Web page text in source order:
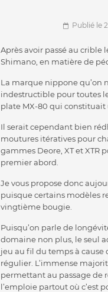
Publié le
Après avoir passé au crible
Shimano, en matière de
La marque nippone qu’on
indestructible pour toutes
plate MX-80 qui
Il serait cependant bien
moutures itératives pour
gammes Deore, XT et
premier abord.
Je vous propose donc
puisque certains modèles
vingtième bougie.
Puisqu’on parle de
domaine non plus, le seul
jeu au fil du temps à cause
régulier. L’immense
permettant au passage de
l’emploie partout où c’est